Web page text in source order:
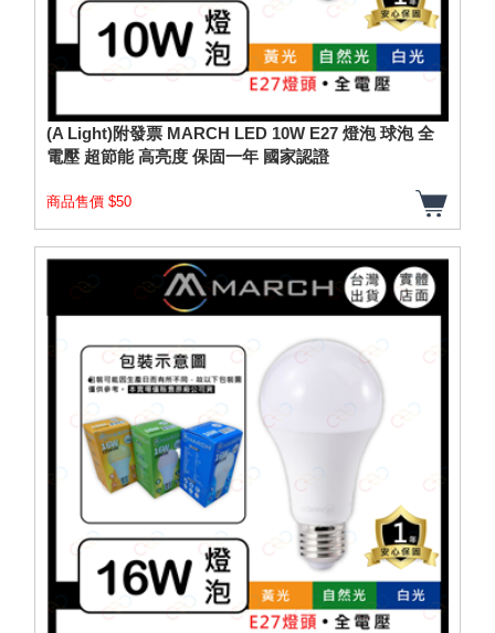
(A Light)附發票 MARCH LED 10W E27 燈泡 球泡 全
電壓 超節能 高亮度 保固一年 國家認證
商品售價 $50